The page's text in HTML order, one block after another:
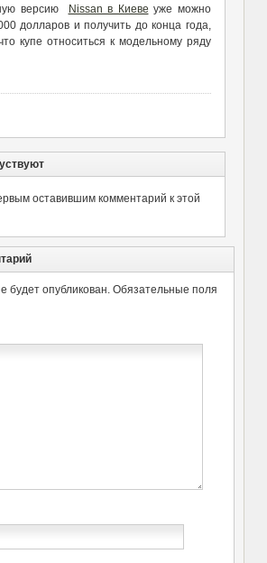
версию
Nissan в Киеве уже можно
долларов и получить до конца года,
купе относиться к модельному ряду
оставившим комментарий к этой
будет опубликован. Обязательные поля